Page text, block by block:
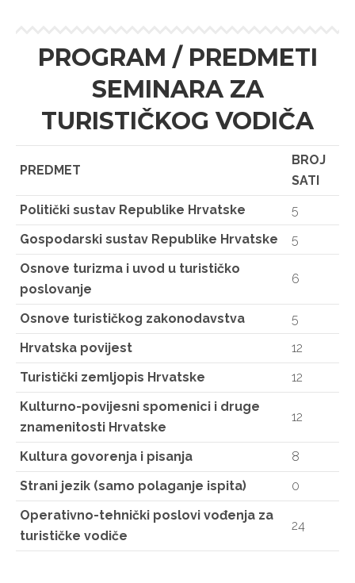
PROGRAM / PREDMETI
SEMINARA ZA
TURISTIČKOG VODIČA
PREDMET
BROJ
SATI
Politički sustav Republike Hrvatske
5
Gospodarski sustav Republike Hrvatske
5
Osnove turizma i uvod u turističko
poslovanje
6
Osnove turističkog zakonodavstva
5
Hrvatska povijest
12
Turistički zemljopis Hrvatske
12
Kulturno-povijesni spomenici i druge
znamenitosti Hrvatske
12
Kultura govorenja i pisanja
8
Strani jezik (samo polaganje ispita)
0
Operativno-tehnički poslovi vođenja za
turističke vodiče
24